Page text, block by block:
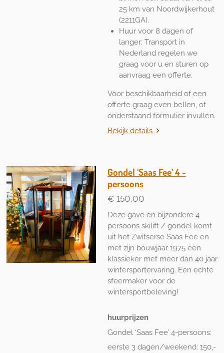
25 km van Noordwijkerhout
(2211GA).
Huur voor 8 dagen of
langer: Transport in
Nederland regelen we
graag voor u en sturen op
aanvraag een offerte.
Voor beschikbaarheid of een
offerte graag even bellen, of
onderstaand formulier invullen.
Bekijk details
Gondel ‘Saas Fee’ 4 -
persoons
€ 150,00
Deze gave en bijzondere 4
persoons skilift / gondel komt
uit het Zwitserse Saas Fee en
met zijn bouwjaar 1975 een
klassieker met meer dan 40 jaar
wintersportervaring. Een echte
sfeermaker voor de
wintersportbeleving!
huurprijzen
Gondel ‘Saas Fee’ 4-persoons:
eerste 3 dagen/weekend: 150,-